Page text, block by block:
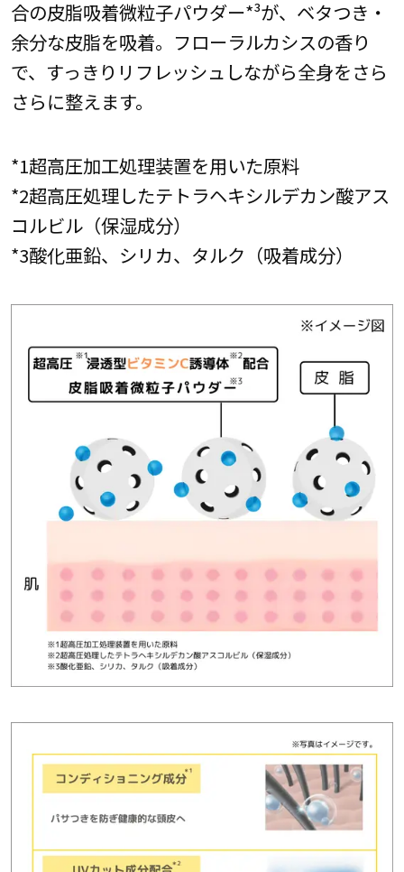
合の皮脂吸着微粒子パウダー*³が、ベタつき・
余分な皮脂を吸着。フローラルカシスの香り
で、すっきりリフレッシュしながら全身をさら
さらに整えます。
*1超高圧加工処理装置を用いた原料
*2超高圧処理したテトラヘキシルデカン酸アス
コルビル（保湿成分）
*3酸化亜鉛、シリカ、タルク（吸着成分）